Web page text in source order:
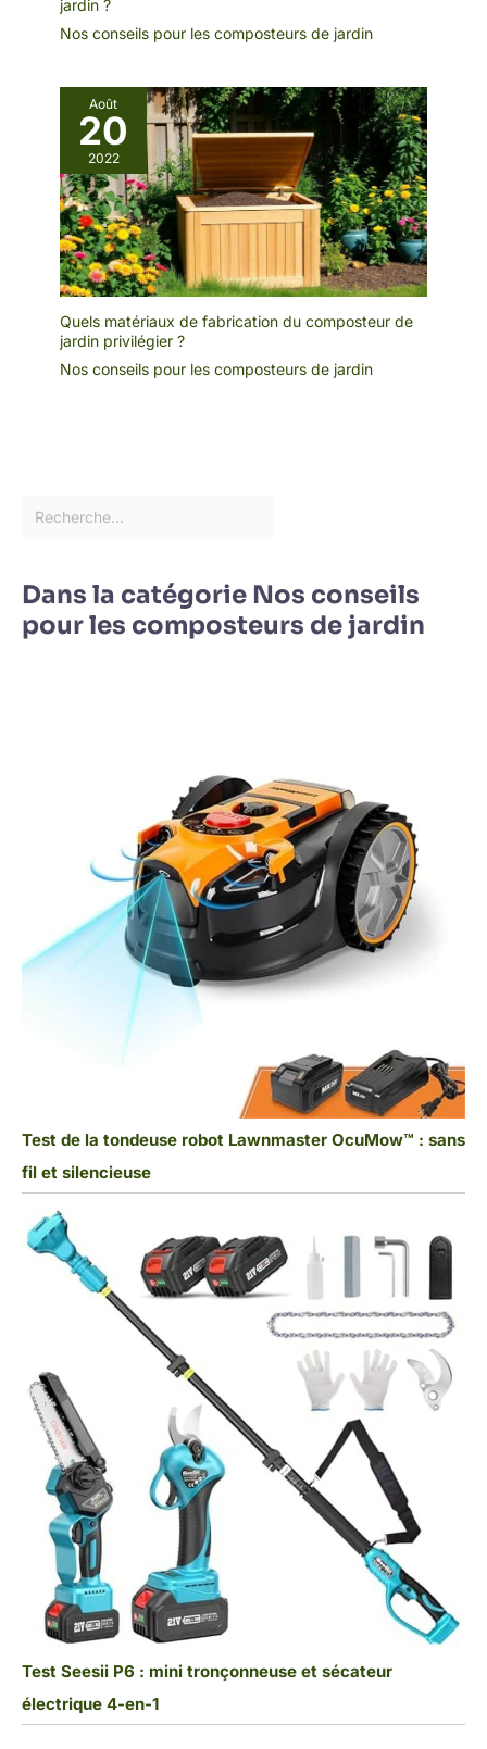
coupés, convient
En bois
jardin ?
Nos conseils pour les composteurs de jardin
Août
20
2022
Quels matériaux de fabrication du composteur de
jardin privilégier ?
Nos conseils pour les composteurs de jardin
Dans la catégorie Nos conseils
pour les composteurs de jardin
Test de la tondeuse robot Lawnmaster OcuMow™ : sans
fil et silencieuse
Test Seesii P6 : mini tronçonneuse et sécateur
électrique 4-en-1